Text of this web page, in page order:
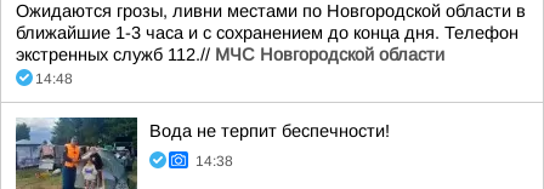
Ожидаются грозы, ливни местами по Новгородской области в
ближайшие 1-3 часа и с сохранением до конца дня. Телефон
экстренных служб 112.// МЧС Новгородской области
14:48
Вода не терпит беспечности!
14:38